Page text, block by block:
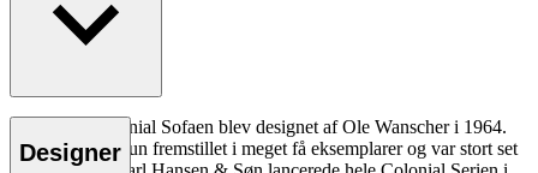
OW149-2 Colonial Sofaen blev designet af Ole Wanscher i 1964.
Designet blev kun fremstillet i meget få eksemplarer og var stort set
Designer